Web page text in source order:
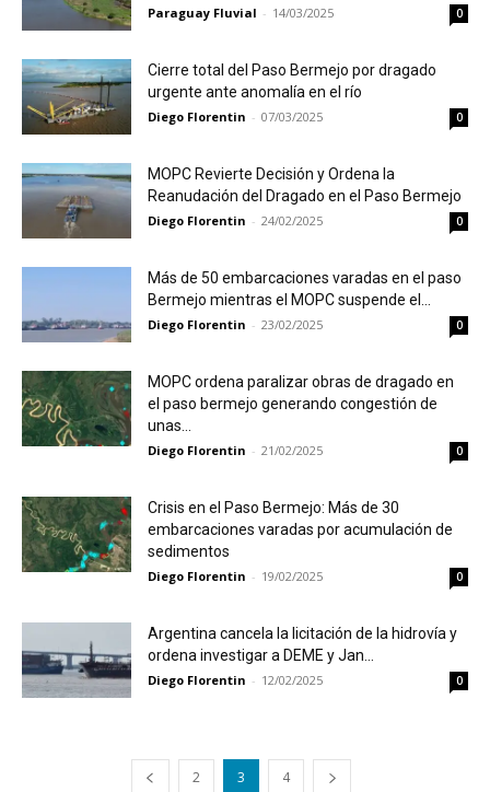
Paraguay Fluvial - 14/03/2025 0
Cierre total del Paso Bermejo por dragado
urgente ante anomalía en el río
Diego Florentin - 07/03/2025 0
MOPC Revierte Decisión y Ordena la
Reanudación del Dragado en el Paso Bermejo
Diego Florentin - 24/02/2025 0
Más de 50 embarcaciones varadas en el paso
Bermejo mientras el MOPC suspende el...
Diego Florentin - 23/02/2025 0
MOPC ordena paralizar obras de dragado en
el paso bermejo generando congestión de
unas...
Diego Florentin - 21/02/2025 0
Crisis en el Paso Bermejo: Más de 30
embarcaciones varadas por acumulación de
sedimentos
Diego Florentin - 19/02/2025 0
Argentina cancela la licitación de la hidrovía y
ordena investigar a DEME y Jan...
Diego Florentin - 12/02/2025 0
2 3 4